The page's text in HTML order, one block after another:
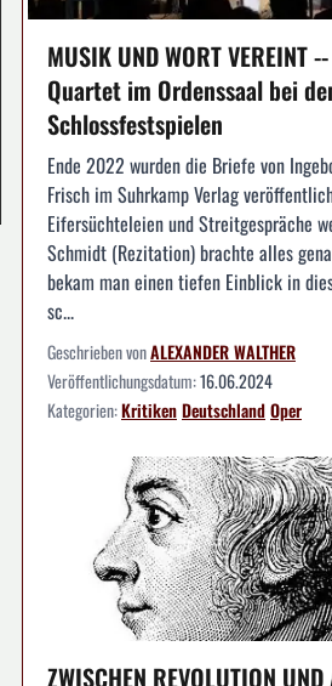
MUSIK UND WORT VEREINT
Quartet im Ordenssaal bei
Schlossfestspielen
Ende 2022 wurden die Briefe von
Frisch im Suhrkamp Verlag
Eifersüchteleien und Streitgespräche
Schmidt (Rezitation) brachte alles
bekam man einen tiefen Einblick in
sc...
Geschrieben vonALEXANDER WALTHER
Veröffentlichungsdatum:16.06.2024
Kategorien:KritikenDeutschlandOper
ZWISCHEN REVOLUTION